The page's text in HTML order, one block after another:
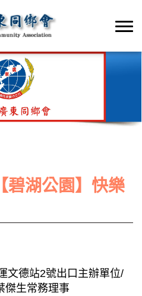
碧湖公園】快樂
文德站2號出口主辦單位/
傑生常務理事